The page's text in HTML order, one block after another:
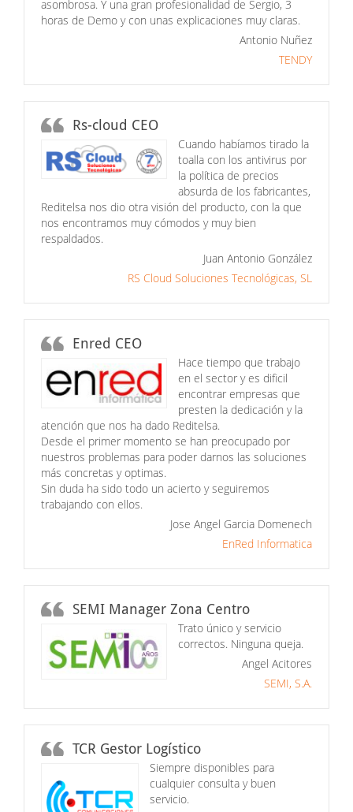
asombrosa. Y una gran profesionalidad de Sergio, 3
horas de Demo y con unas explicaciones muy claras.
Antonio Nuñez
TENDY
Rs-cloud CEO
Cuando habíamos tirado la
toalla con los antivirus por
la política de precios
absurda de los fabricantes,
Reditelsa nos dio otra visión del producto, con la que
nos encontramos muy cómodos y muy bien
respaldados.
Juan Antonio González
RS Cloud Soluciones Tecnológicas, SL
Enred CEO
Hace tiempo que trabajo
en el sector y es dificil
encontrar empresas que
presten la dedicación y la
atención que nos ha dado Reditelsa.
Desde el primer momento se han preocupado por
nuestros problemas para poder darnos las soluciones
más concretas y optimas.
Sin duda ha sido todo un acierto y seguiremos
trabajando con ellos.
Jose Angel Garcia Domenech
EnRed Informatica
SEMI Manager Zona Centro
Trato único y servicio
correctos. Ninguna queja.
Angel Acitores
SEMI, S.A.
TCR Gestor Logístico
Siempre disponibles para
cualquier consulta y buen
servicio.